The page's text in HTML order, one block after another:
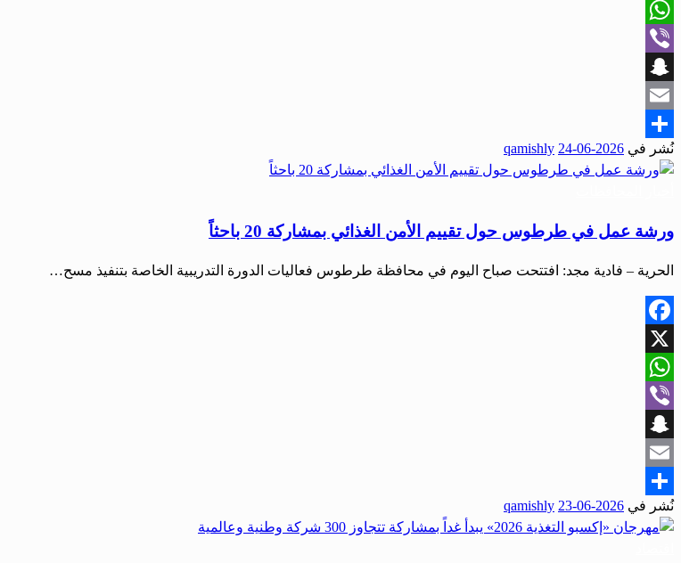
X
WhatsApp
Viber
Snapchat
Email
Share
نُشر في 2026-06-24
qamishly
ورشة عمل في طرطوس حول تقييم الأمن الغذائي بمشاركة 20 باحثاً
الحرية – فادية مجد: افتتحت صباح اليوم في محافظة طرطوس فعاليات الدورة التدريبية الخاصة بتنفيذ مسح…
Facebook
X
WhatsApp
Viber
Snapchat
Email
Share
نُشر في 2026-06-23
qamishly